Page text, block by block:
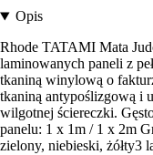
Opis
Rhode TATAMI Mata
laminowanych paneli z
tkaniną winylową o
tkaniną antypoślizgową i
wilgotnej ściereczki.
panelu: 1 x 1m / 1 x 2m
zielony, niebieski, żółty3